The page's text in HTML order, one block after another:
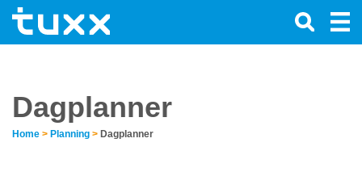
Dagplanner
Home > Planning > Dagplanner